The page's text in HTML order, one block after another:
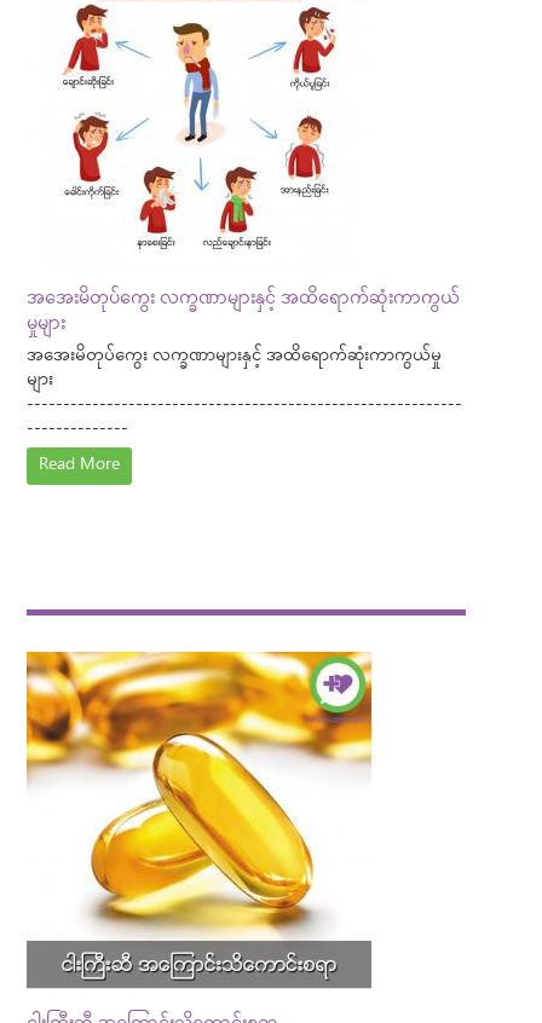
အအေးမိတုပ်ကွေး လက္ခဏာများနှင့် အထိရောက်ဆုံးကာကွယ်
မှုများ
အအေးမိတုပ်ကွေး လက္ခဏာများနှင့် အထိရောက်ဆုံးကာကွယ်မှု
များ
------------------------------------------------------------
--------------
Read More